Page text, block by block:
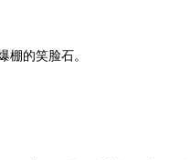
的笑脸石。